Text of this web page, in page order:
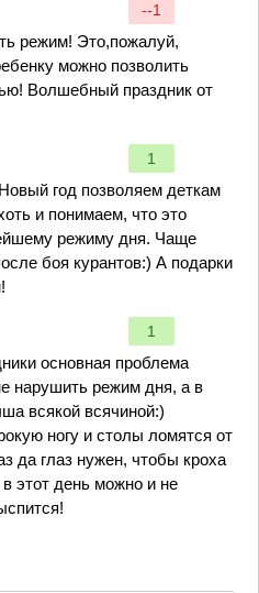
--1
режим! Это,пожалуй,
можно позволить
Волшебный праздник от
1
год позволяем деткам
и понимаем, что это
режиму дня. Чаще
боя курантов:) А подарки
1
основная проблема
нарушить режим дня, а в
всякой всячиной:)
ногу и столы ломятся от
да глаз нужен, чтобы кроха
этот день можно и не